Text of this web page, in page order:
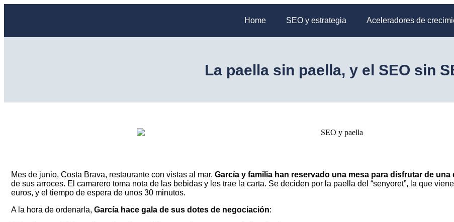
Home SEO y estrategia Aceleradores de
La paella sin paella, y el SEO sin
Mes de junio, Costa Brava, restaurante con vistas al mar. García y familia han reservado una mesa para disfrutar de una
de sus arroces. El camarero toma nota de las bebidas y les trae la carta. Se deciden por la paella del “senyoret”, la que
euros, y el tiempo de espera de unos 30 minutos.
A la hora de ordenarla, García hace gala de sus dotes de negociación: